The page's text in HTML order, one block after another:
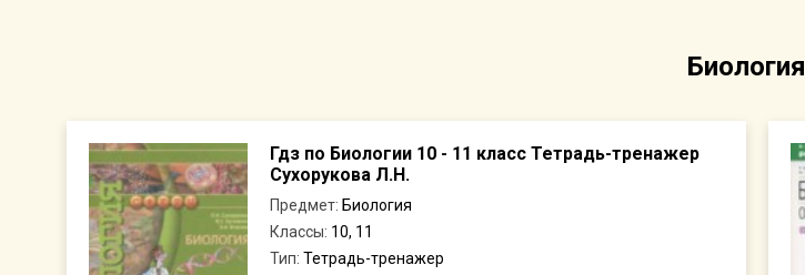
Биология
Гдз по Биологии 10 - 11 класс Тетрадь-тренажер
Сухорукова Л.Н.
Предмет: Биология
Классы: 10, 11
Тип: Тетрадь-тренажер